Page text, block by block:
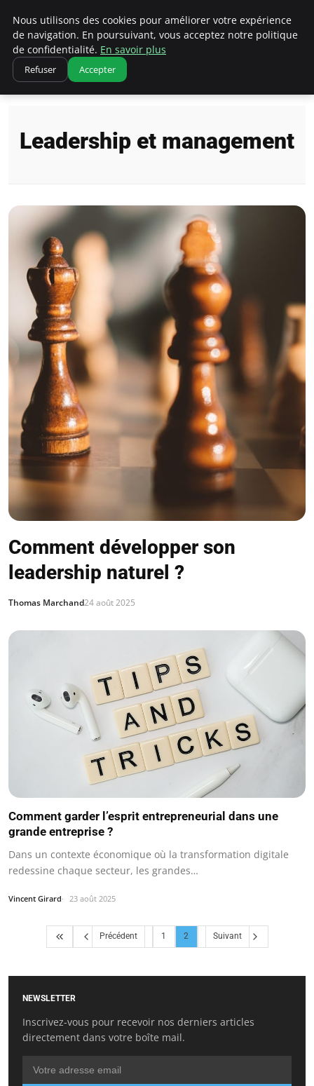
Ultimatefs
Accueil Leadership et management
Leadership et management
Comment développer son
leadership naturel ?
Thomas Marchand24 août 2025
Comment garder l’esprit entrepreneurial dans une
grande entreprise ?
Dans un contexte économique où la transformation digitale
redessine chaque secteur, les grandes…
Vincent Girard 23 août 2025
Précédent 1 2 Suivant
NEWSLETTER
Inscrivez-vous pour recevoir nos derniers articles
directement dans votre boîte mail.
Nous utilisons des cookies pour améliorer votre expérience
de navigation. En poursuivant, vous acceptez notre politique
de confidentialité. En savoir plus
Refuser Accepter